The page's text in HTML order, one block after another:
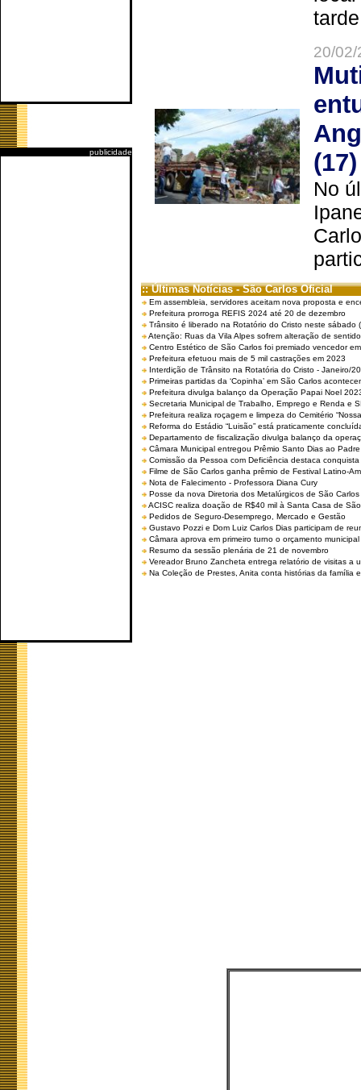
publicidade
20/
(17)
No
:: Últimas Notícias - São Carlos Oficial
Em assembleia, servidores aceitam nova proposta e
Prefeitura prorroga REFIS 2024 até 20 de dezembro
Trânsito é liberado na Rotatório do Cristo neste sábado
Atenção: Ruas da Vila Alpes sofrem alteração de
Centro Estético de São Carlos foi premiado vencedor
Prefeitura efetuou mais de 5 mil castrações em 2023
Interdição de Trânsito na Rotatória do Cristo - Janeiro/
Primeiras partidas da ‘Copinha’ em São Carlos
Prefeitura divulga balanço da Operação Papai Noel
Secretaria Municipal de Trabalho, Emprego e Renda e
Prefeitura realiza roçagem e limpeza do Cemitério
Reforma do Estádio “Luisão” está praticamente
Departamento de fiscalização divulga balanço da
Câmara Municipal entregou Prêmio Santo Dias ao
Comissão da Pessoa com Deficiência destaca
Filme de São Carlos ganha prêmio de Festival Latino-
Nota de Falecimento - Professora Diana Cury
Posse da nova Diretoria dos Metalúrgicos de São
ACISC realiza doação de R$40 mil à Santa Casa de
Pedidos de Seguro-Desemprego, Mercado e Gestão
Gustavo Pozzi e Dom Luiz Carlos Dias participam de
Câmara aprova em primeiro turno o orçamento
Resumo da sessão plenária de 21 de novembro
Vereador Bruno Zancheta entrega relatório de visitas a
Na Coleção de Prestes, Anita conta histórias da família